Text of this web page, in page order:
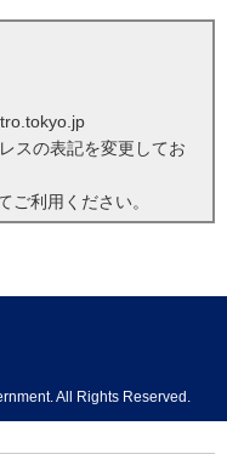
スの表記を変更してお
ご利用ください。
All Rights Reserved.